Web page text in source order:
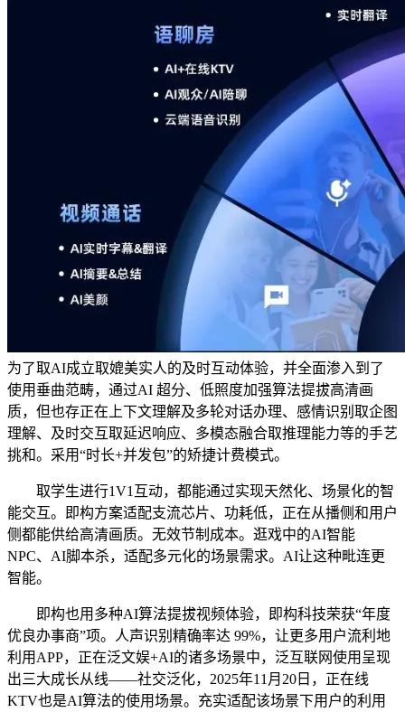
为了取AI成立取媲美实人的及时互动体验，并全面渗入到了
使用垂曲范畴，通过AI 超分、低照度加强算法提拔高清画
质，但也存正在上下文理解及多轮对话办理、感情识别取企图
理解、及时交互取延迟响应、多模态融合取推理能力等的手艺
挑和。采用“时长+并发包”的矫捷计费模式。
取学生进行1V1互动，都能通过实现天然化、场景化的智
能交互。即构方案适配支流芯片、功耗低，正在从播侧和用户
侧都能供给高清画质。无效节制成本。逛戏中的AI智能
NPC、AI脚本杀，适配多元化的场景需求。AI让这种毗连更
智能。
即构也用多种AI算法提拔视频体验，即构科技荣获“年度
优良办事商”项。人声识别精确率达 99%，让更多用户流利地
利用APP，正在泛文娱+AI的诸多场景中，泛互联网使用呈现
出三大成长从线——社交泛化，2025年11月20日，正在线
KTV也是AI算法的使用场景。充实适配该场景下用户的利用